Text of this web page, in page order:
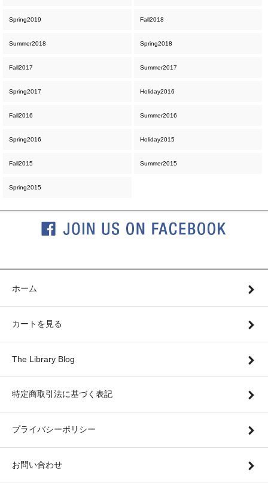
Spring2019 Fall2018
Summer2018 Spring2018
Fall2017 Summer2017
Spring2017 Holiday2016
Fall2016 Summer2016
Spring2016 Holiday2015
Fall2015 Summer2015
Spring2015
ホーム
カートを見る
The Library Blog
特定商取引法に基づく表記
プライバシーポリシー
お問い合わせ